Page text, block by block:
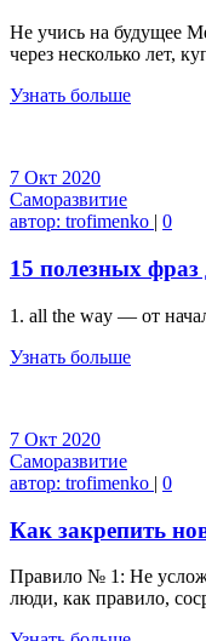
Не учись на будущее
через несколько лет,
Узнать больше
7 Окт 2020
Саморазвитие
автор: trofimenko | 0
15 полезных фраз
1. all the way — от
Узнать больше
7 Окт 2020
Саморазвитие
автор: trofimenko | 0
Как закрепить
Правило № 1: Не
люди, как правило,